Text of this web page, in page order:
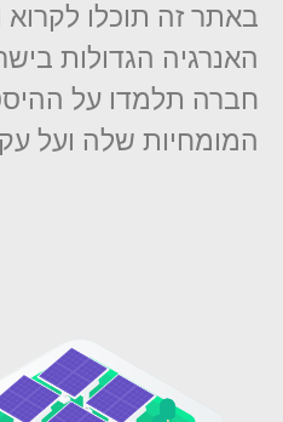
באתר זה תוכלו לקרוא
האנרגיה הגדולות
חברה תלמדו על
המומחיות שלה ועל